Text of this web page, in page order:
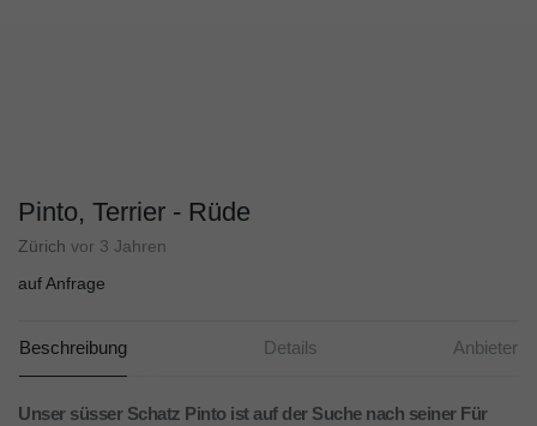
Pinto, Terrier - Rüde
Zürich vor 3 Jahren
auf Anfrage
Beschreibung Details Anbieter
Unser süsser Schatz Pinto ist auf der Suche nach seiner Für